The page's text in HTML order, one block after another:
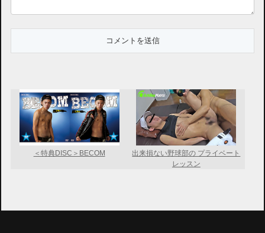
＜特典DISC＞BECOM
出来損ない野球部の プライベート
レッスン